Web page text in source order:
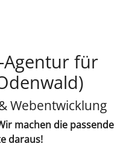
Agentur für
Webentwicklung
machen die passende
daraus!